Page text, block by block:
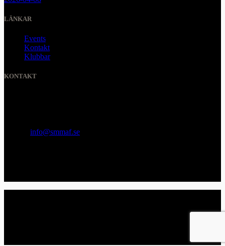
LÄNKAR
Events
Kontakt
Klubbar
KONTAKT
info@smmaf.se